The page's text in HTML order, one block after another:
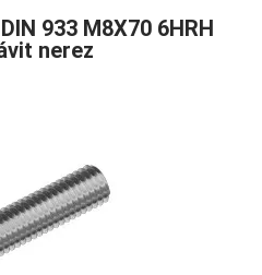
933 M8X70 6HRH
nerez